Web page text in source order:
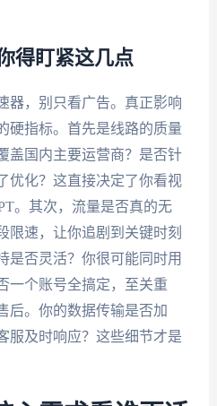
得盯紧这几点
器，别只看广告。真正影响
硬指标。首先是线路的质量
盖国内主要运营商？是否针
优化？这直接决定了你看视
。其次，流量是否真的无
限速，让你追剧到关键时刻
是否灵活？你很可能同时用
一个账号全搞定，至关重
后。你的数据传输是否加
服及时响应？这些细节才是